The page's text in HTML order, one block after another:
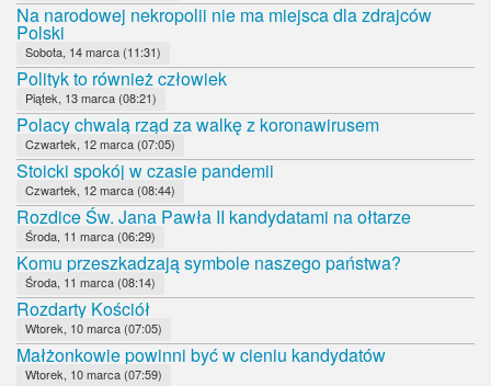
Na narodowej nekropolii nie ma miejsca dla zdrajców
Polski
Sobota, 14 marca (11:31)
Polityk to również człowiek
Piątek, 13 marca (08:21)
Polacy chwalą rząd za walkę z koronawirusem
Czwartek, 12 marca (07:05)
Stoicki spokój w czasie pandemii
Czwartek, 12 marca (08:44)
Rozdice Św. Jana Pawła II kandydatami na ołtarze
Środa, 11 marca (06:29)
Komu przeszkadzają symbole naszego państwa?
Środa, 11 marca (08:14)
Rozdarty Kościół
Wtorek, 10 marca (07:05)
Małżonkowie powinni być w cieniu kandydatów
Wtorek, 10 marca (07:59)